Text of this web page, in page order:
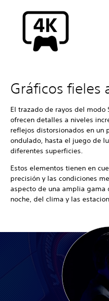
Gráficos fieles
El trazado de rayos del modo
ofrecen detalles a niveles
reflejos distorsionados en un
ondulado, hasta el juego de
diferentes superficies.
Estos elementos tienen en
precisión y las condiciones
aspecto de una amplia gama
noche, del clima y las